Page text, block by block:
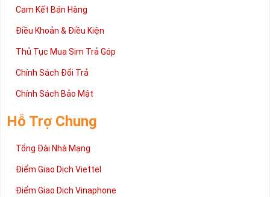
Cam Kết Bán Hàng
Điều Khoản & Điều Kiện
Thủ Tục Mua Sim Trả Góp
Chính Sách Đổi Trả
Chính Sách Bảo Mật
Hỗ Trợ Chung
Tổng Đài Nhà Mạng
Điểm Giao Dịch Viettel
Điểm Giao Dịch Vinaphone